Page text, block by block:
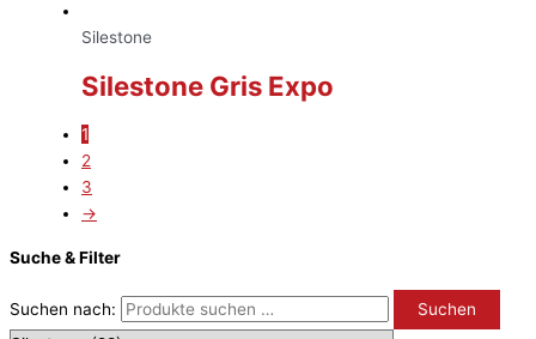
Silestone
Silestone Gris Expo
1
2
3
→
Suche & Filter
Suchen nach: Suchen